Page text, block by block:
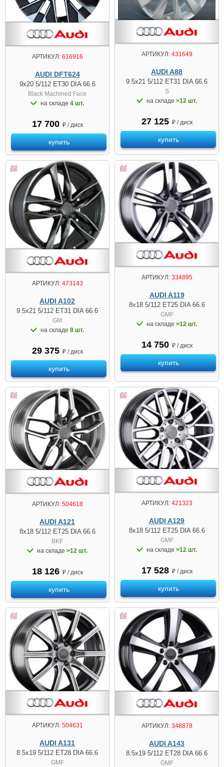
АРТИКУЛ:616916
AUDI DFT624
9x20 5/112 ET30 DIA 66.6
Black Machined Face
на складе 4 шт.
17 700 ₽ / диск
купить
АРТИКУЛ:431649
AUDI A88
9.5x21 5/112 ET31 DIA 66.6
S
на складе >12 шт.
27 125 ₽ / диск
купить
АРТИКУЛ:473143
AUDI A102
9.5x21 5/112 ET31 DIA 66.6
GM
на складе 8 шт.
29 375 ₽ / диск
купить
АРТИКУЛ:334895
AUDI A119
8x18 5/112 ET25 DIA 66.6
GMF
на складе >12 шт.
14 750 ₽ / диск
купить
АРТИКУЛ:504618
AUDI A121
8x18 5/112 ET25 DIA 66.6
BKF
на складе >12 шт.
18 126 ₽ / диск
купить
АРТИКУЛ:421323
AUDI A129
8x18 5/112 ET25 DIA 66.6
GMF
на складе >12 шт.
17 528 ₽ / диск
купить
АРТИКУЛ:504631
AUDI A131
8.5x19 5/112 ET28 DIA 66.6
GMF
АРТИКУЛ:348878
AUDI A143
8.5x19 5/112 ET28 DIA 66.6
GMF